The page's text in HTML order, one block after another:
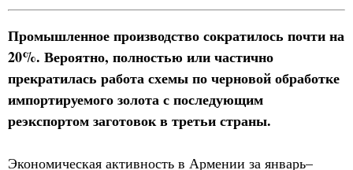
Промышленное производство сократилось почти на
20%. Вероятно, полностью или частично
прекратилась работа схемы по черновой обработке
импортируемого золота с последующим
реэкспортом заготовок в третьи страны.
Экономическая активность в Армении за январь–